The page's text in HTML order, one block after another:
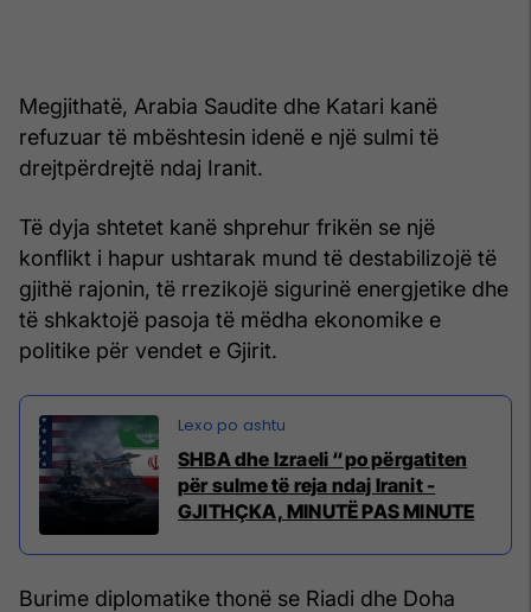
Megjithatë, Arabia Saudite dhe Katari kanë
refuzuar të mbështesin idenë e një sulmi të
drejtpërdrejtë ndaj Iranit.
Të dyja shtetet kanë shprehur frikën se një
konflikt i hapur ushtarak mund të destabilizojë të
gjithë rajonin, të rrezikojë sigurinë energjetike dhe
të shkaktojë pasoja të mëdha ekonomike e
politike për vendet e Gjirit.
SHBA dhe Izraeli “po përgatiten
për sulme të reja ndaj Iranit -
GJITHÇKA, MINUTË PAS MINUTE
Burime diplomatike thonë se Riadi dhe Doha